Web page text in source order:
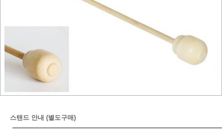
스탠드 안내 (별도구매)